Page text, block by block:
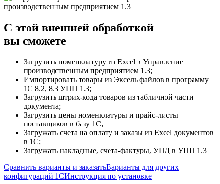
C этой внешней обработкой
вы сможете
Загрузить номенклатуру из Excel в Управление
производственным предприятием 1.3;
Импортировать товары из Эксель файлов в программу
1С 8.2, 8.3 УПП 1.3;
Загрузить штрих-кода товаров из табличной части
документа;
Загрузить цены номенклатуры и прайс-листы
поставщиков в базу 1С;
Загружать счета на оплату и заказы из Excel документов
в 1С;
Загружать накладные, счета-фактуры, УПД в УПП 1.3
Сравнить варианты и заказатьВарианты для других
конфигураций 1СИнструкция по установке